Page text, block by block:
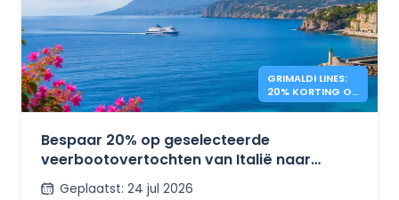
GRIMALDI LINES:
20% KORTING OP
VEERBOTEN NAAR
Bespaar 20% op geselecteerde
veerbootovertochten van Italië naar
Griekenland met Grimaldi Lines.
Geplaatst: 24 jul 2026